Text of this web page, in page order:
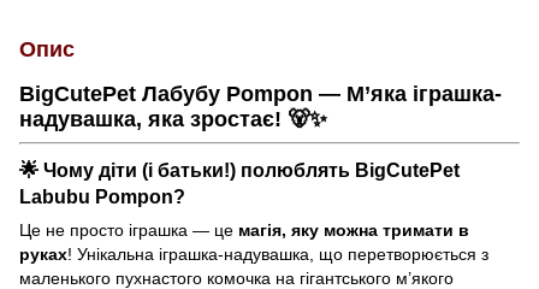
Опис
BigCutePet Лабубу Pompon — М’яка іграшка-
надувашка, яка зростає! 🐻✨
🌟 Чому діти (і батьки!) полюблять BigCutePet
Labubu Pompon?
Це не просто іграшка — це магія, яку можна тримати в
руках! Унікальна іграшка-надувашка, що перетворюється з
маленького пухнастого комочка на гігантського м’якого